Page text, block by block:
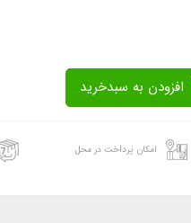
امکان پرداخت در محل